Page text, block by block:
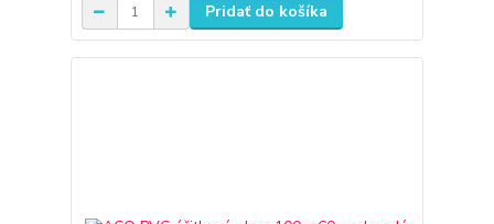
Pridať do košíka